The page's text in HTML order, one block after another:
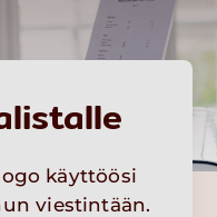
käyttöösi
viestintään.